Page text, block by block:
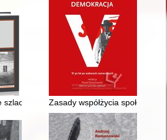
szlachty polskiej w 1806/1807 r. na
Zasady współżycia